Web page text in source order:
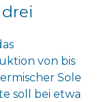
von bis
Sole
soll bei etwa